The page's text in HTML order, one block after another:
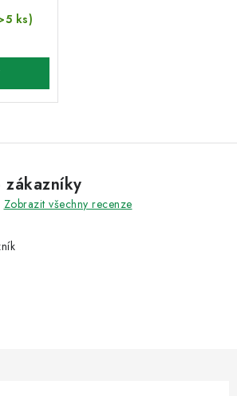
ks)
zákazníky
Zobrazit všechny recenze